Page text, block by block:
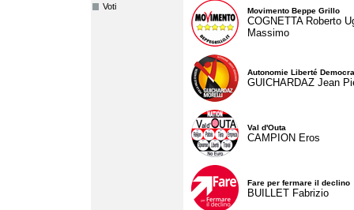
Voti
Movimento Beppe Grillo
COGNETTA Roberto
Massimo
Autonomie Liberté
GUICHARDAZ Jean
Val d'Outa
CAMPION Eros
Fare per fermare il declino
BUILLET Fabrizio